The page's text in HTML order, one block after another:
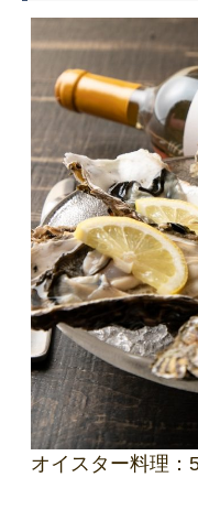
オイスター料理：